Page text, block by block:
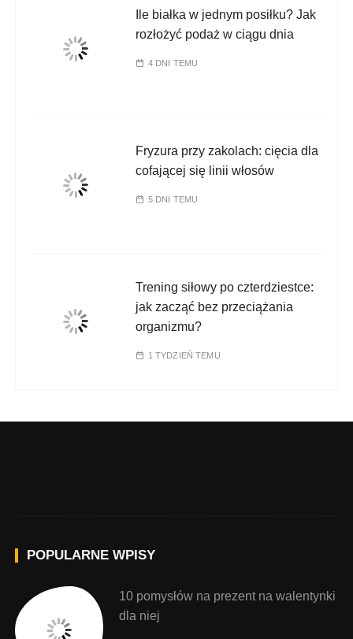
Ile białka w jednym posiłku? Jak
rozłożyć podaż w ciągu dnia
4 DNI TEMU
Fryzura przy zakolach: cięcia dla
cofającej się linii włosów
5 DNI TEMU
Trening siłowy po czterdziestce:
jak zacząć bez przeciążania
organizmu?
1 TYDZIEŃ TEMU
POPULARNE WPISY
10 pomysłów na prezent na walentynki
dla niej